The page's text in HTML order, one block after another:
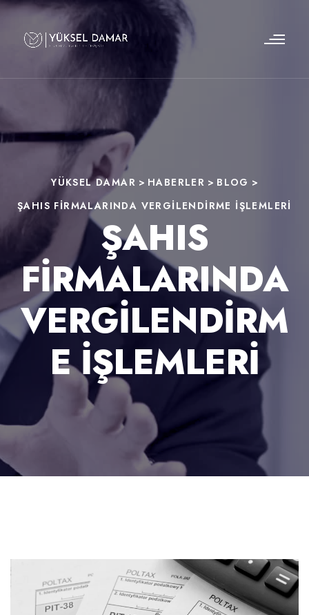
YÜKSEL DAMAR > HABERLER > BLOG >
ŞAHIS FIRMALARINDA VERGILENDIRME IŞLEMLERI
ŞAHIS
FIRMALARINDA
VERGILENDIRM
E IŞLEMLERI